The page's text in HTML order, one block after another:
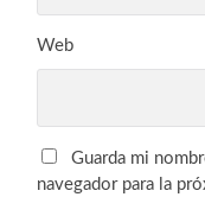
Web
Guarda mi
navegador para la